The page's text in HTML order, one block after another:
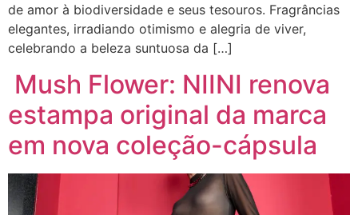
de amor à biodiversidade e seus tesouros. Fragrâncias
elegantes, irradiando otimismo e alegria de viver,
celebrando a beleza suntuosa da […]
Mush Flower: NIINI renova
estampa original da marca
em nova coleção-cápsula